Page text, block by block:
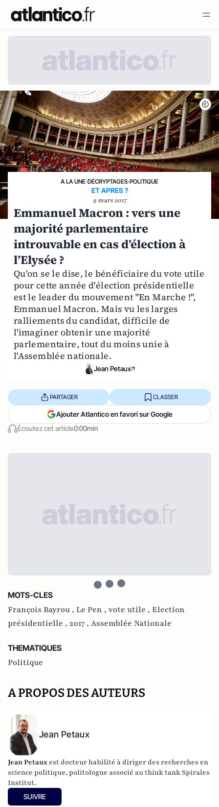
A LA UNE›DÉCRYPTAGES›POLITIQUE
ET APRES ?
9 mars 2017
Emmanuel Macron : vers une
majorité parlementaire
introuvable en cas d’élection à
l’Elysée ?
Qu'on se le dise, le bénéficiaire du vote utile
pour cette année d'élection présidentielle
est le leader du mouvement "En Marche !",
Emmanuel Macron. Mais vu les larges
ralliements du candidat, difficile de
l'imaginer obtenir une majorité
parlementaire, tout du moins unie à
l'Assemblée nationale.
Jean Petaux
Écoutez cet article0:00min
PARTAGER CLASSER
Ajouter Atlantico en favori sur Google
MOTS-CLES
François Bayrou , Le Pen , vote utile , Election
présidentielle , 2017 , Assemblée Nationale
THEMATIQUES
Politique
A PROPOS DES AUTEURS
Jean Petaux
Jean Petaux est docteur habilité à diriger des recherches en
science politique, politologue associé au think tank Spirales
Institut.
SUIVRE